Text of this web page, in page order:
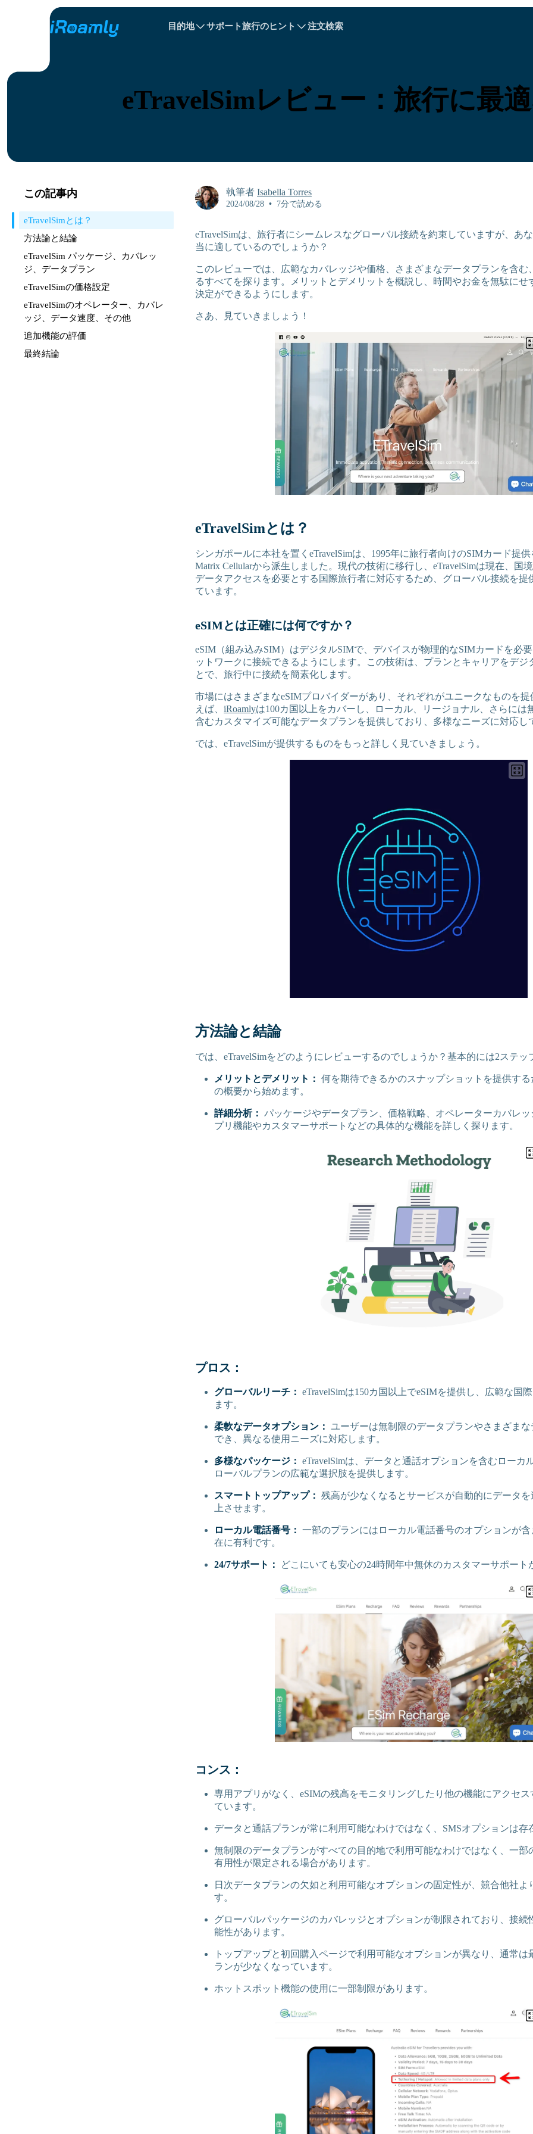
目的地 サポート旅行のヒント 注文検索
ブルガリア カンボジア カナダ
eTravelSimレビュー：旅行に最
この記事内
eTravelSimとは？
方法論と結論
eTravelSim パッケージ、カバレッ
ジ、データプラン
eTravelSimの価格設定
eTravelSimのオペレーター、カバレ
ッジ、データ速度、その他
追加機能の評価
最終結論
執筆者 Isabella Torres
2024/08/28 • 7分で読める
eTravelSimは、旅行者にシームレスなグローバル接続を約束していますが、あ
当に適しているのでしょうか？
このレビューでは、広範なカバレッジや価格、さまざまなデータプランを含む
るすべてを探ります。メリットとデメリットを概説し、時間やお金を無駄にせ
決定ができるようにします。
さあ、見ていきましょう！
eTravelSimとは？
シンガポールに本社を置くeTravelSimは、1995年に旅行者向けのSIMカード提
Matrix Cellularから派生しました。現代の技術に移行し、eTravelSimは現在、国
データアクセスを必要とする国際旅行者に対応するため、グローバル接続を提
ています。
eSIMとは正確には何ですか？
eSIM（組み込みSIM）はデジタルSIMで、デバイスが物理的なSIMカードを必
ットワークに接続できるようにします。この技術は、プランとキャリアをデジ
とで、旅行中に接続を簡素化します。
市場にはさまざまなeSIMプロバイダーがあり、それぞれがユニークなものを提
えば、 iRoamlyは100カ国以上をカバーし、ローカル、リージョナル、さらには
含むカスタマイズ可能なデータプランを提供しており、多様なニーズに対応し
では、eTravelSimが提供するものをもっと詳しく見ていきましょう。
方法論と結論
では、eTravelSimをどのようにレビューするのでしょうか？基本的には2ステッ
メリットとデメリット： 何を期待できるかのスナップショットを提供す
の概要から始めます。
詳細分析： パッケージやデータプラン、価格戦略、オペレーターカバレ
プリ機能やカスタマーサポートなどの具体的な機能を詳しく探ります。
プロス：
グローバルリーチ： eTravelSimは150カ国以上でeSIMを提供し、広範な国
ます。
柔軟なデータオプション： ユーザーは無制限のデータプランやさまざま
でき、異なる使用ニーズに対応します。
多様なパッケージ： eTravelSimは、データと通話オプションを含むローカ
ローバルプランの広範な選択肢を提供します。
スマートトップアップ： 残高が少なくなるとサービスが自動的にデータ
上させます。
ローカル電話番号： 一部のプランにはローカル電話番号のオプションが
在に有利です。
24/7サポート： どこにいても安心の24時間年中無休のカスタマーサポート
コンス：
専用アプリがなく、eSIMの残高をモニタリングしたり他の機能にアクセス
ています。
データと通話プランが常に利用可能なわけではなく、SMSオプションは存
無制限のデータプランがすべての目的地で利用可能なわけではなく、一部
有用性が限定される場合があります。
日次データプランの欠如と利用可能なオプションの固定性が、競合他社よ
す。
グローバルパッケージのカバレッジとオプションが制限されており、接続
能性があります。
トップアップと初回購入ページで利用可能なオプションが異なり、通常は
ランが少なくなっています。
ホットスポット機能の使用に一部制限があります。